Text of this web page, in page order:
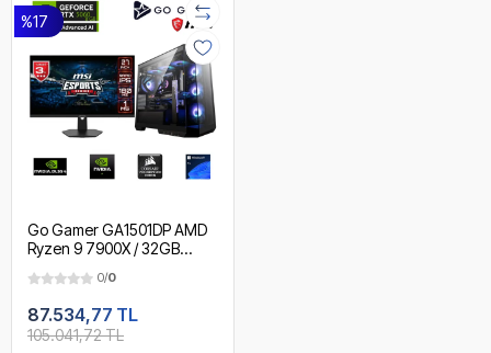
%17
Go Gamer GA1501DP AMD
Ryzen 9 7900X / 32GB
m.2 SSD / RTX 5060 /
240mm Sıvı Soğutma / MSI
27" 180Hz. / AMD Gaming
Paket
0/0
87.534,77 TL
105.041,72 TL